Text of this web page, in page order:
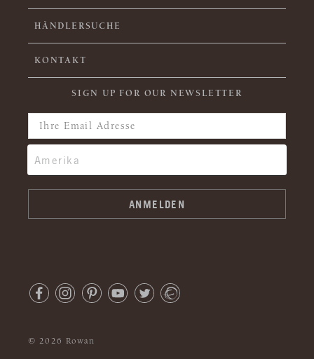
HÄNDLERSUCHE
KONTAKT
SIGN UP FOR OUR NEWSLETTER
© 2026 Rowan